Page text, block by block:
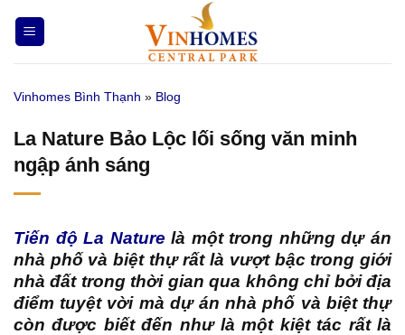
qua
nội
Vinhomes Bình Thạnh » Blog
La Nature Bảo Lộc lối sống văn minh
ngập ánh sáng
Tiến độ La Nature là một trong những dự án
nhà phố và biệt thự rất là vượt bậc trong giới
nhà đất trong thời gian qua không chỉ bởi địa
điểm tuyệt vời mà dự án nhà phố và biệt thự
còn được biết đến như là một kiệt tác rất là